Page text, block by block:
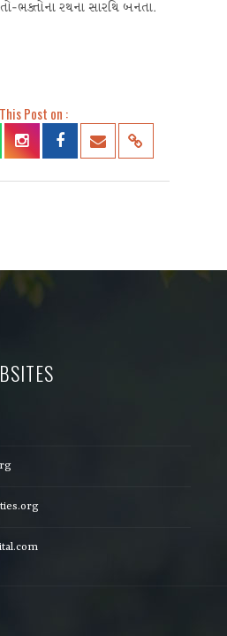
ભક્તોના રથના સારથિ બનતા.
Post on :